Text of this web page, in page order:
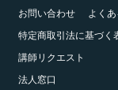
お問い合わせ
よく
特定商取引法に基づく
講師リクエスト
法人窓口